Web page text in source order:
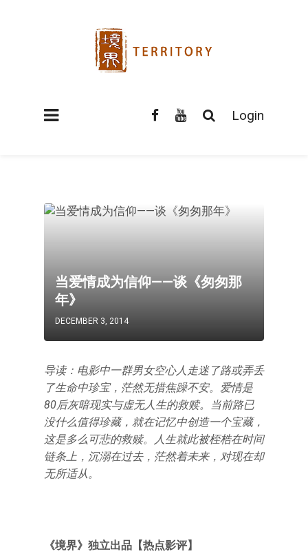
Login
当爱情成为信仰——谈《匆匆那
年》
DECEMBER 3, 2014
导读：电影中一群男女空心人走迷了路或弄丢
了生命中珍宝，茫然无措焦躁不安。爱情是
80后灰暗现实与虚无人生的救赎。当前路已
没什么值得珍藏，就在记忆中创造一个宝藏，
这是多么可悲的救赎。人生就此被桎梏在时间
链条上，沉溺在过去，茫然着未来，对现在却
无所适从。
《境界》独立出品【热点影评】